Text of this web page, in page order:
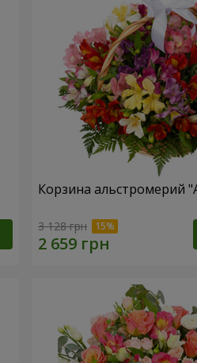
Корзина альстромерий
3 128 грн